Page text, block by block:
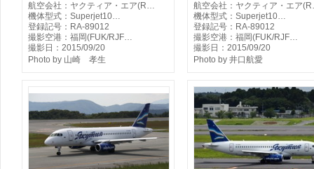
航空会社：ヤクティア・エア(R…
機体型式：Superjet10…
登録記号：RA-89012
撮影空港：福岡(FUK/RJF…
撮影日：2015/09/20
Photo by 山崎 孝生
航空会社：ヤクティア・エア
機体型式：Superjet10…
登録記号：RA-89012
撮影空港：福岡(FUK/RJF…
撮影日：2015/09/20
Photo by 井口航愛